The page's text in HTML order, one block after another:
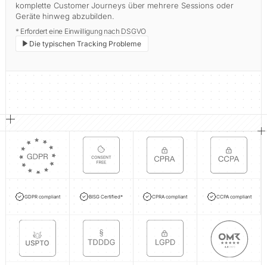
komplette Customer Journeys über mehrere Sessions oder
Geräte hinweg abzubilden.
* Erfordert eine Einwilligung nach DSGVO
Die typischen Tracking Probleme
GDPR compliant BISG Certified* CPRA compliant CCPA compliant